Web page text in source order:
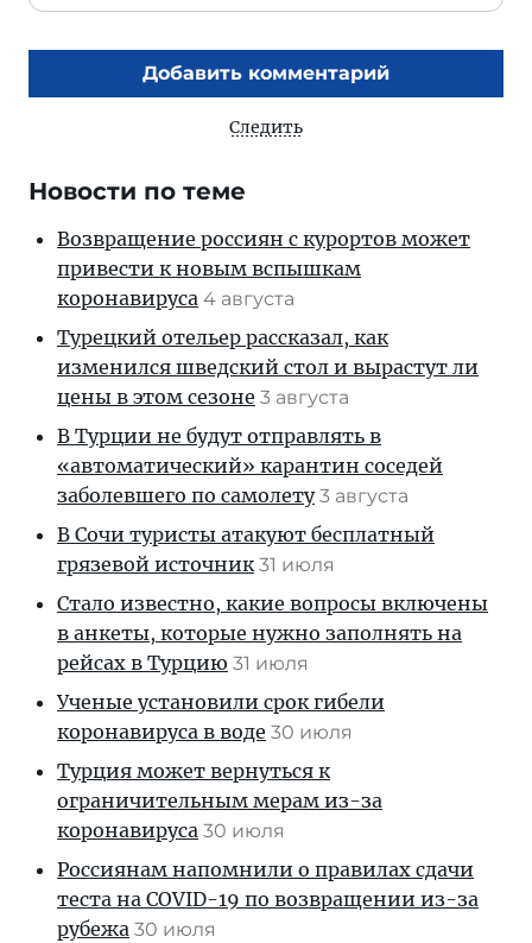
Добавить комментарий
Следить
Новости по теме
Возвращение россиян с курортов может
привести к новым вспышкам
коронавируса 4 августа
Турецкий отельер рассказал, как
изменился шведский стол и вырастут ли
цены в этом сезоне 3 августа
В Турции не будут отправлять в
«автоматический» карантин соседей
заболевшего по самолету 3 августа
В Сочи туристы атакуют бесплатный
грязевой источник 31 июля
Стало известно, какие вопросы включены
в анкеты, которые нужно заполнять на
рейсах в Турцию 31 июля
Ученые установили срок гибели
коронавируса в воде 30 июля
Турция может вернуться к
ограничительным мерам из-за
коронавируса 30 июля
Россиянам напомнили о правилах сдачи
теста на COVID-19 по возвращении из-за
рубежа 30 июля